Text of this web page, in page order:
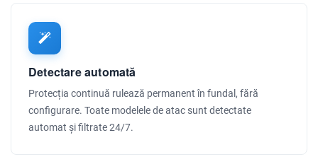
Detectare automată
Protecția continuă rulează permanent în fundal, fără
configurare. Toate modelele de atac sunt detectate
automat și filtrate 24/7.